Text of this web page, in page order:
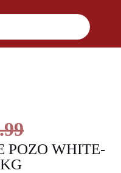
POZO WHITE-